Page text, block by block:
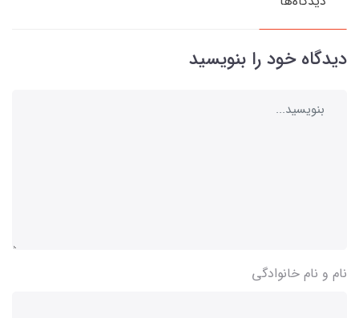
دیدگاه خود را بنویسید
نام و نام خانوادگی